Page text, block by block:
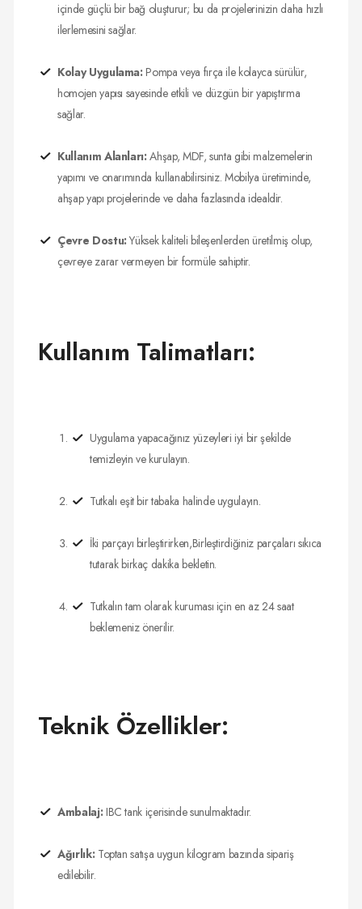
içinde güçlü bir bağ oluşturur; bu da projelerinizin daha hızlı
ilerlemesini sağlar.
Kolay Uygulama: Pompa veya fırça ile kolayca sürülür,
homojen yapısı sayesinde etkili ve düzgün bir yapıştırma
sağlar.
Kullanım Alanları: Ahşap, MDF, sunta gibi malzemelerin
yapımı ve onarımında kullanabilirsiniz. Mobilya üretiminde,
ahşap yapı projelerinde ve daha fazlasında idealdir.
Çevre Dostu:Yüksek kaliteli bileşenlerden üretilmiş olup,
çevreye zarar vermeyen bir formüle sahiptir.
Kullanım Talimatları:
Uygulama yapacağınız yüzeyleri iyi bir şekilde
temizleyin ve kurulayın.
Tutkalı eşit bir tabaka halinde uygulayın.
İki parçayı birleştirirken,Birleştirdiğiniz parçaları sıkıca
tutarak birkaç dakika bekletin.
Tutkalın tam olarak kuruması için en az 24 saat
beklemeniz önerilir.
Teknik Özellikler:
Ambalaj: IBC tank içerisinde sunulmaktadır.
Ağırlık: Toptan satışa uygun kilogram bazında sipariş
edilebilir.